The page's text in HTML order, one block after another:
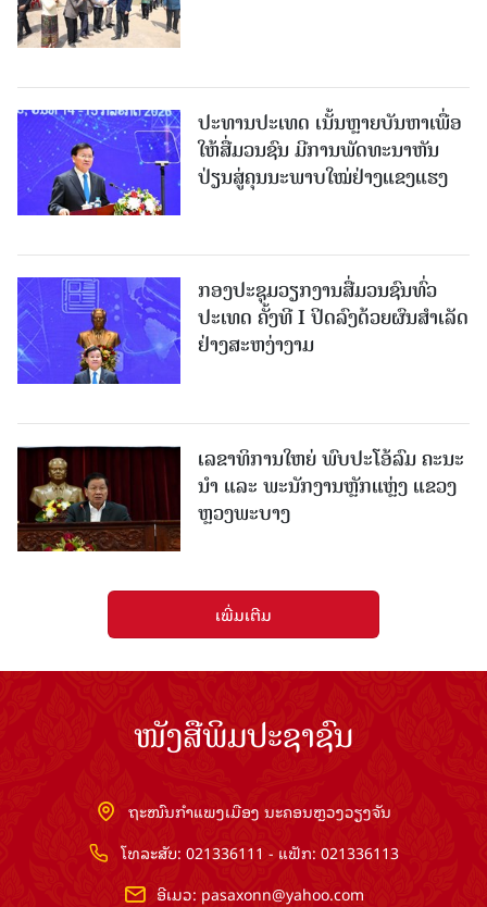
ປະທານປະເທດ ເນັ້ນຫຼາຍບັນຫາເພື່ອ
ໃຫ້ສື່ມວນຊົນ ມີການພັດທະນາຫັນ
ປ່ຽນສູ່ຄຸນນະພາບໃໝ່ຢ່າງແຂງແຮງ
ກອງປະຊຸມວຽກງານສື່ມວນຊົນທົ່ວ
ປະເທດ ຄັ້ງທີ I ປິດລົງດ້ວຍຜົນສໍາເລັດ
ຢ່າງສະຫງ່າງາມ
ເລຂາທິການໃຫຍ່ ພົບປະໂອ້ລົມ ຄະນະ
ນໍາ ແລະ ພະນັກງານຫຼັກແຫຼ່ງ ແຂວງ
ຫຼວງພະບາງ
ເພີ່ມເຕີມ
ໜັງສືພິມປະຊາຊົນ
ຖະໜົນກຳແພງເມືອງ ນະຄອນຫຼວງວຽງຈັນ
ໂທລະສັບ: 021336111 - ແຟັກ: 021336113
ອີເມວ: pasaxonn@yahoo.com